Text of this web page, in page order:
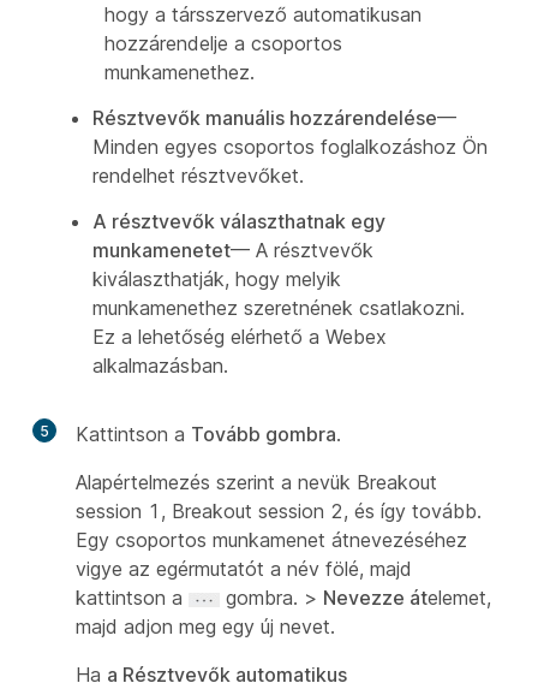
hogy a társszervező automatikusan
hozzárendelje a csoportos
munkamenethez.
Résztvevők manuális hozzárendelése—
Minden egyes csoportos foglalkozáshoz Ön
rendelhet résztvevőket.
A résztvevők választhatnak egy
munkamenetet— A résztvevők
kiválaszthatják, hogy melyik
munkamenethez szeretnének csatlakozni.
Ez a lehetőség elérhető a Webex
alkalmazásban.
5 Kattintson a Tovább gombra.
Alapértelmezés szerint a nevük Breakout
session 1 , Breakout session 2, és így tovább.
Egy csoportos munkamenet átnevezéséhez
vigye az egérmutatót a név fölé, majd
kattintson a
gombra. > Nevezze átelemet,
majd adjon meg egy új nevet.
Ha a Résztvevők automatikus